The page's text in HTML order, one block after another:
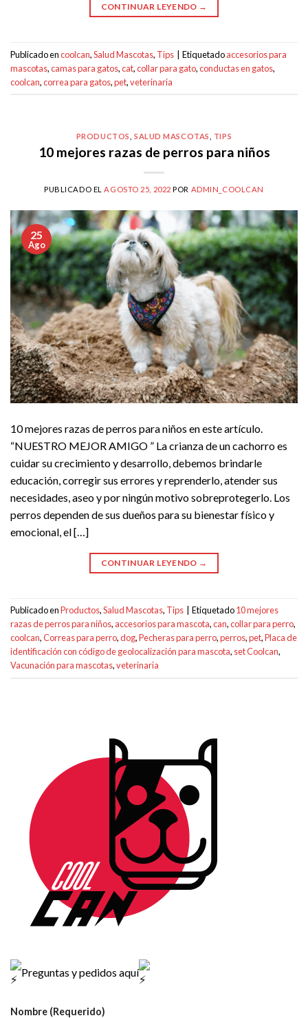
CONTINUAR LEYENDO →
Publicado encoolcan,Salud Mascotas, Tips Etiquetadoaccesorios para
mascotas,camas para gatos,cat,collar para gato,conductas en gatos,
coolcan,correa para gatos,pet,veterinaria
PRODUCTOS SALUD MASCOTAS TIPS
10 mejores razas de perros para niños
PUBLICADO ELAGOSTO 25, 2022 POR ADMIN_COOLCAN
25
Ago
10 mejores razas de perros para niños en este artículo.
“NUESTRO MEJOR AMIGO ” La crianza de un cachorro es
cuidar su crecimiento y desarrollo, debemos brindarle
educación, corregir sus errores y reprenderlo, atender sus
necesidades, aseo y por ningún motivo sobreprotegerlo. Los
perros dependen de sus dueños para su bienestar físico y
emocional, el […]
CONTINUAR LEYENDO →
Publicado enProductos,Salud Mascotas, Tips Etiquetado10 mejores
razas de perros para niños, accesorios para mascota,can,collar para perro,
coolcan,Correas para perro,dog,Pecheras para perro,perros,pet,Placa de
identificación con código de geolocalización para mascota, set Coolcan,
Vacunación para mascotas,veterinaria
Preguntas y pedidos aquí
Nombre (Requerido)